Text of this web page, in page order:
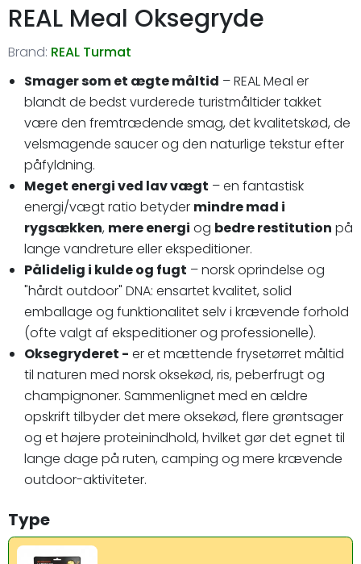
REAL Meal Oksegryde
Brand: REAL Turmat
Smager som et ægte måltid – REAL Meal er
blandt de bedst vurderede turistmåltider takket
være den fremtrædende smag, det kvalitetskød, de
velsmagende saucer og den naturlige tekstur efter
påfyldning.
Meget energi ved lav vægt – en fantastisk
energi/vægt ratio betyder mindre mad i
rygsækken, mere energi og bedre restitution på
lange vandreture eller ekspeditioner.
Pålidelig i kulde og fugt – norsk oprindelse og
"hårdt outdoor" DNA: ensartet kvalitet, solid
emballage og funktionalitet selv i krævende forhold
(ofte valgt af ekspeditioner og professionelle).
Oksegryderet - er et mættende frysetørret måltid
til naturen med norsk oksekød, ris, peberfrugt og
champignoner. Sammenlignet med en ældre
opskrift tilbyder det mere oksekød, flere grøntsager
og et højere proteinindhold, hvilket gør det egnet til
lange dage på ruten, camping og mere krævende
outdoor-aktiviteter.
Type